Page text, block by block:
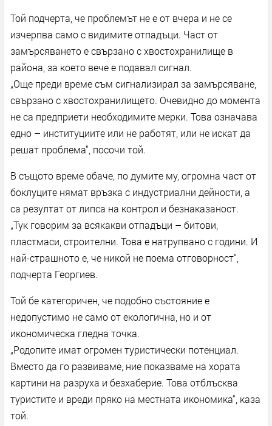
Той подчерта, че проблемът не е от вчера и не се
изчерпва само с видимите отпадъци. Част от
замърсяването е свързано с хвостохранилище в
района, за което вече е подавал сигнал.
„Още преди време съм сигнализирал за замърсяване,
свързано с хвостохранилището. Очевидно до момента
не са предприети необходимите мерки. Това означава
едно – институциите или не работят, или не искат да
решат проблема“, посочи той.
В същото време обаче, по думите му, огромна част от
боклуците нямат връзка с индустриални дейности, а
са резултат от липса на контрол и безнаказаност.
„Тук говорим за всякакви отпадъци – битови,
пластмаси, строителни. Това е натрупвано с години. И
най-страшното е, че никой не поема отговорност“,
подчерта Георгиев.
Той бе категоричен, че подобно състояние е
недопустимо не само от екологична, но и от
икономическа гледна точка.
„Родопите имат огромен туристически потенциал.
Вместо да го развиваме, ние показваме на хората
картини на разруха и безхаберие. Това отблъсква
туристите и вреди пряко на местната икономика“, каза
той.